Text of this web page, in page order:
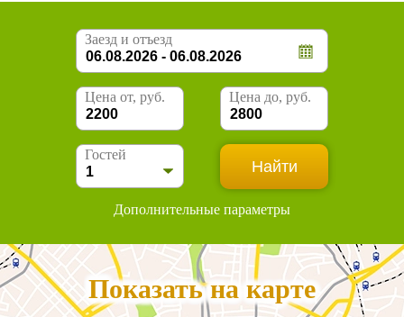
Заезд и отъезд
Цена от, руб. Цена до, руб.
Гостей
Дополнительные параметры
Показать на карте